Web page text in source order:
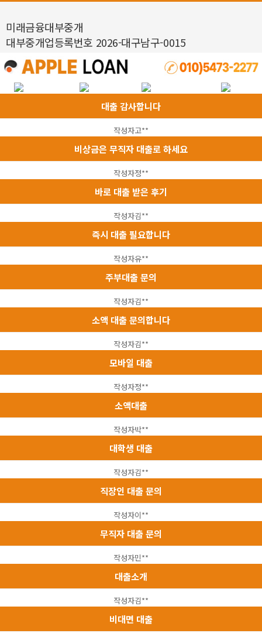
미래금융대부중개
대부중개업등록번호 2026-대구남구-0015
대출 감사합니다
작성자고**
비상금은 무직자 대출로 하세요
작성자정**
바로 대출 받은 후기
작성자김**
즉시 대출 필요합니다
작성자유**
주부대출 문의
작성자김**
소액 대출 문의합니다
작성자김**
모바일 대출
작성자정**
소액대출
작성자박**
대학생 대출
작성자김**
직장인 대출 문의
작성자이**
무직자 대출 문의
작성자민**
대출소개
작성자김**
비대면 대출